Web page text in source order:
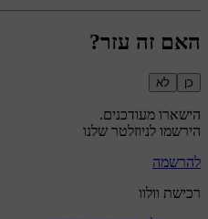
האם זה עזר?
כן לא